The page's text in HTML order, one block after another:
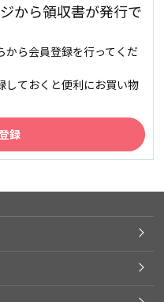
から領収書が発行で
から会員登録を行ってくだ
しておくと便利にお買い物